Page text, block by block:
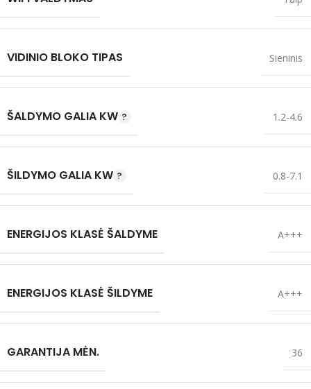
VIDINIO BLOKO TIPAS Sieninis
ŠALDYMO GALIA KW 1.2-4.6
ŠILDYMO GALIA KW 0.8-7.1
ENERGIJOS KLASĖ ŠALDYME A+++
ENERGIJOS KLASĖ ŠILDYME A+++
GARANTIJA MĖN. 36